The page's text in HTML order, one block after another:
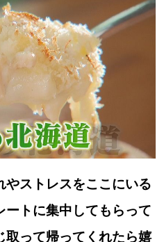
ストレスをここにいる
ートに集中してもらって
取って帰ってくれたら嬉